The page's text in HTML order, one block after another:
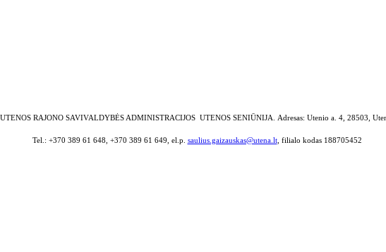
UTENOS RAJONO SAVIVALDYBĖS ADMINISTRACIJOS UTENOS SENIŪNIJA. Adresas: Utenio a. 4, 28503,
Tel.: +370 389 61 648, +370 389 61 649, el.p. saulius.gaizauskas@utena.lt, filialo kodas 188705452